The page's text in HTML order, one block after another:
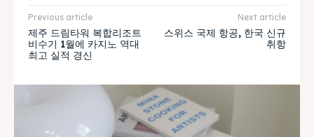
Previous article
제주 드림타워 복합리조트
비수기 1월에 카지노 역대
최고 실적 경신
Next article
스위스 국제 항공, 한국 신규
취항